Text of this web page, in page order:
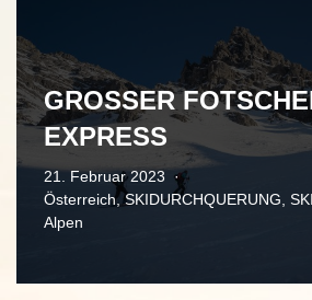
GROSSER
EXPRESS
21. Februar 2023
Österreich,SKIDURCHQUERUNG,
Alpen